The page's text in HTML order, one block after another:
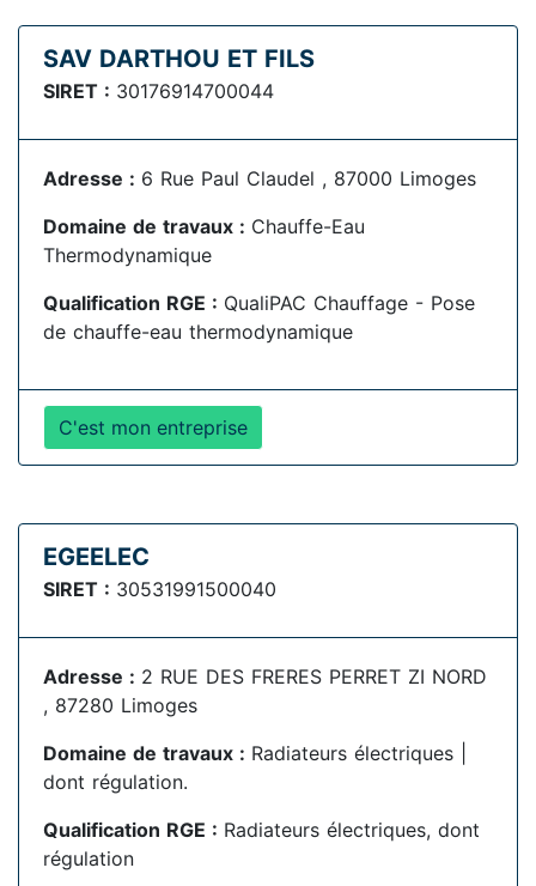
SAV DARTHOU ET FILS
SIRET : 30176914700044
Adresse : 6 Rue Paul Claudel , 87000 Limoges
Domaine de travaux : Chauffe-Eau
Thermodynamique
Qualification RGE : QualiPAC Chauffage - Pose
de chauffe-eau thermodynamique
C'est mon entreprise
EGEELEC
SIRET : 30531991500040
Adresse : 2 RUE DES FRERES PERRET ZI NORD
, 87280 Limoges
Domaine de travaux : Radiateurs électriques |
dont régulation.
Qualification RGE : Radiateurs électriques, dont
régulation